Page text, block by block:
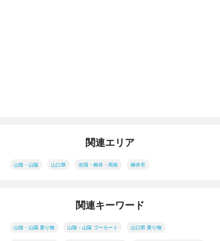
関連エリア
山陰・山陽 山口県 岩国・柳井・周南 柳井市
関連キーワード
山陰・山陽 乗り物 山陰・山陽 ゴーカート 山口県 乗り物